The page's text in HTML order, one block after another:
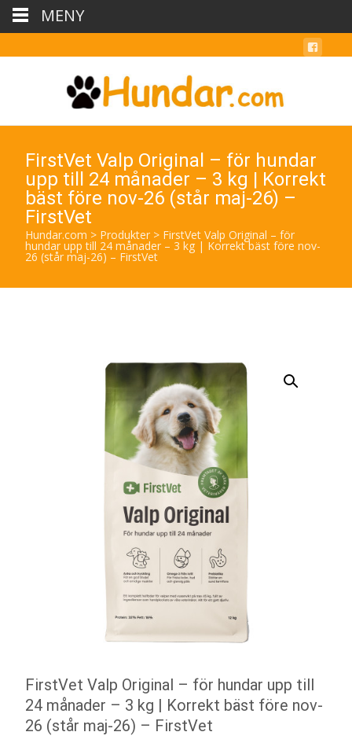
FirstVet Valp Original – för hundar
upp till 24 månader – 3 kg | Korrekt
bäst före nov-26 (står maj-26) –
FirstVet
Hundar.com > Produkter > FirstVet Valp Original – för
hundar upp till 24 månader – 3 kg | Korrekt bäst före nov-
26 (står maj-26) – FirstVet
FirstVet Valp Original – för hundar upp till
24 månader – 3 kg | Korrekt bäst före nov-
26 (står maj-26) – FirstVet
MENY